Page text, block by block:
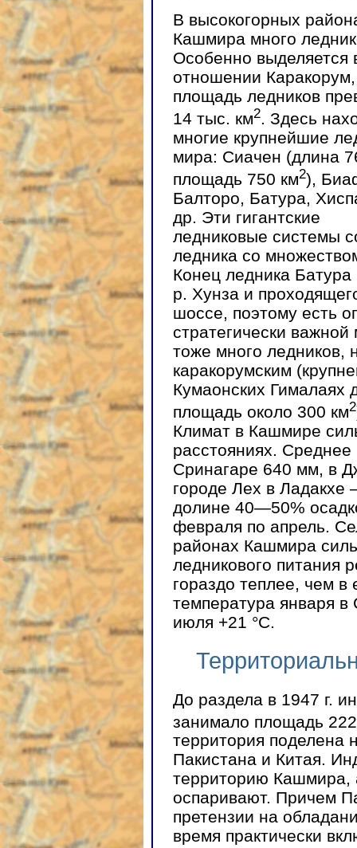
В высокогорных
Кашмира много
Особенно выделяется
отношении Каракорум,
площадь ледников
14 тыс. км2. Здесь
многие крупнейшие
мира: Сиачен (длина
площадь 750 км2),
Балторо, Батура,
др. Эти гигантские
ледниковые системы
ледника со
Конец ледника Батура
р. Хунза и
шоссе, поэтому есть
стратегически
тоже много ледников,
каракорумским
Кумаонских Гималаях
площадь около 300 км2
Климат в Кашмире
расстояниях. Среднее
Сринагаре 640 мм, в
городе Лех в
долине 40—50%
февраля по апрель.
районах Кашмира
ледникового питания
гораздо теплее, чем
температура января в
июля +21 °С.
До раздела в 1947 г.
занимало площадь
территория
Пакистана и Китая.
территорию Кашмира,
оспаривают. Причем
претензии на
время практически